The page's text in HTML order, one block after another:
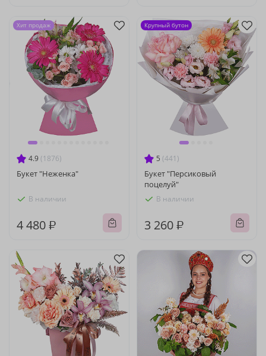
4.9 (1876)
Букет "Неженка"
В наличии
4 480 ₽
Хит продаж
5 (441)
Букет "Персиковый
поцелуй"
В наличии
3 260 ₽
Крупный бутон